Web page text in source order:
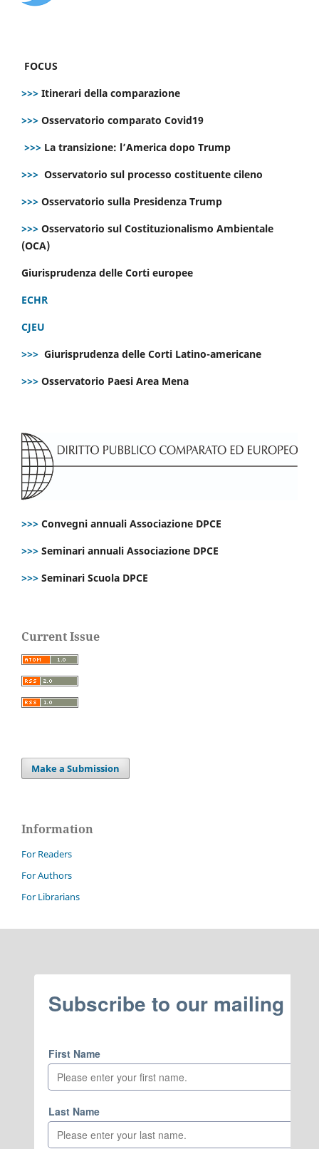
FOCUS
>>> Itinerari della comparazione
>>> Osservatorio comparato Covid19
>>> La transizione: l’America dopo Trump
>>> Osservatorio sul processo costituente cileno
>>> Osservatorio sulla Presidenza Trump
>>> Osservatorio sul Costituzionalismo Ambientale
(OCA)
Giurisprudenza delle Corti europee
ECHR
CJEU
>>> Giurisprudenza delle Corti Latino-americane
>>> Osservatorio Paesi Area Mena
>>> Convegni annuali Associazione DPCE
>>> Seminari annuali Associazione DPCE
>>> Seminari Scuola DPCE
Current Issue
Make a Submission
Information
For Readers
For Authors
For Librarians